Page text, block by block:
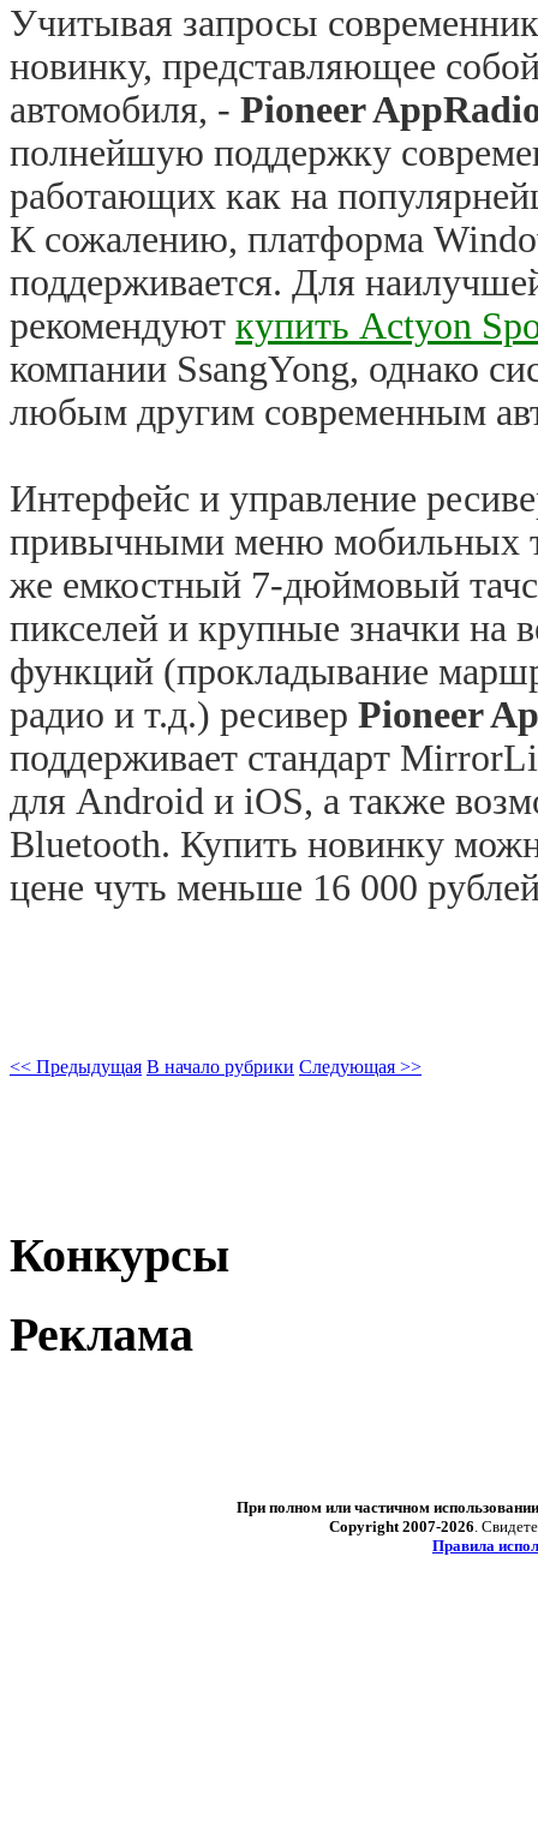
Учитывая запросы
новинку, представляющее
автомобиля, - Pioneer
полнейшую поддержку
работающих как на
К сожалению, платформа
поддерживается. Для
рекомендуют купить Actyon
компании SsangYong, однако
любым другим современным
Интерфейс и управление
привычными меню мобильных
же емкостный 7-дюймовый
пикселей и крупные значки на
функций (прокладывание
радио и т.д.) ресивер Pioneer
поддерживает стандарт
для Android и iOS, а также
Bluetooth. Купить новинку
цене чуть меньше 16 000
<< Предыдущая В начало рубрики Следующая >>
Конкурсы
Реклама
При полном или частичном
Copyright 2007-2026 .
Правила